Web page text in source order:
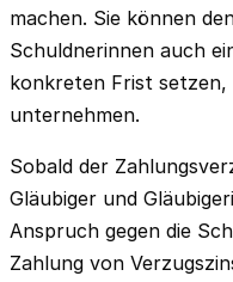
machen. Sie können
Schuldnerinnen auch
konkreten Frist
unternehmen.
Sobald der
Gläubiger und
Anspruch gegen die
Zahlung von